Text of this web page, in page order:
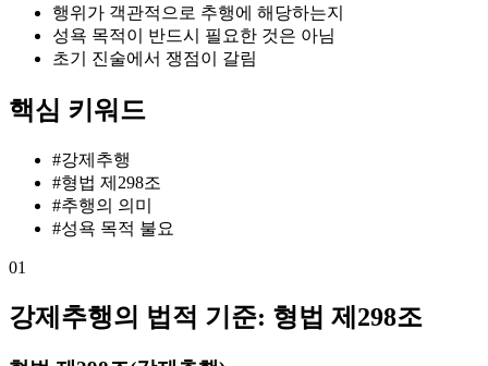
행위가 객관적으로 추행에 해당하는지
성욕 목적이 반드시 필요한 것은 아님
초기 진술에서 쟁점이 갈림
핵심 키워드
#강제추행
#형법 제298조
#추행의 의미
#성욕 목적 불요
01
강제추행의 법적 기준: 형법 제298조